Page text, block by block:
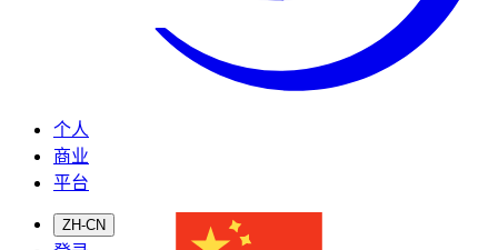
个人
商业
平台
ZH-CN